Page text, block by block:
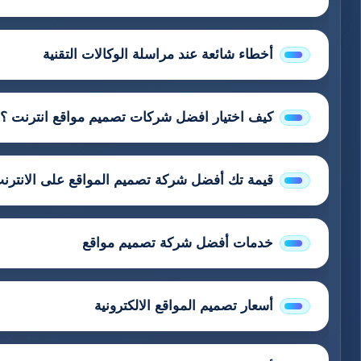
أخطاء شائعة عند مراسلة الوكالات التقنية
كيف اختيار افضل شركات تصميم مواقع انترنت ؟
قيمة تك أفضل شركة تصميم المواقع على
خدمات أفضل شركة تصميم مواقع
أسعار تصميم المواقع الالكترونية